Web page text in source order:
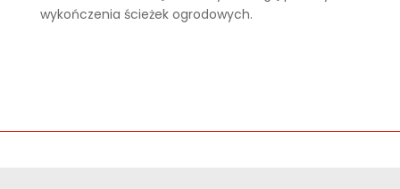
wykończenia ścieżek ogrodowych.